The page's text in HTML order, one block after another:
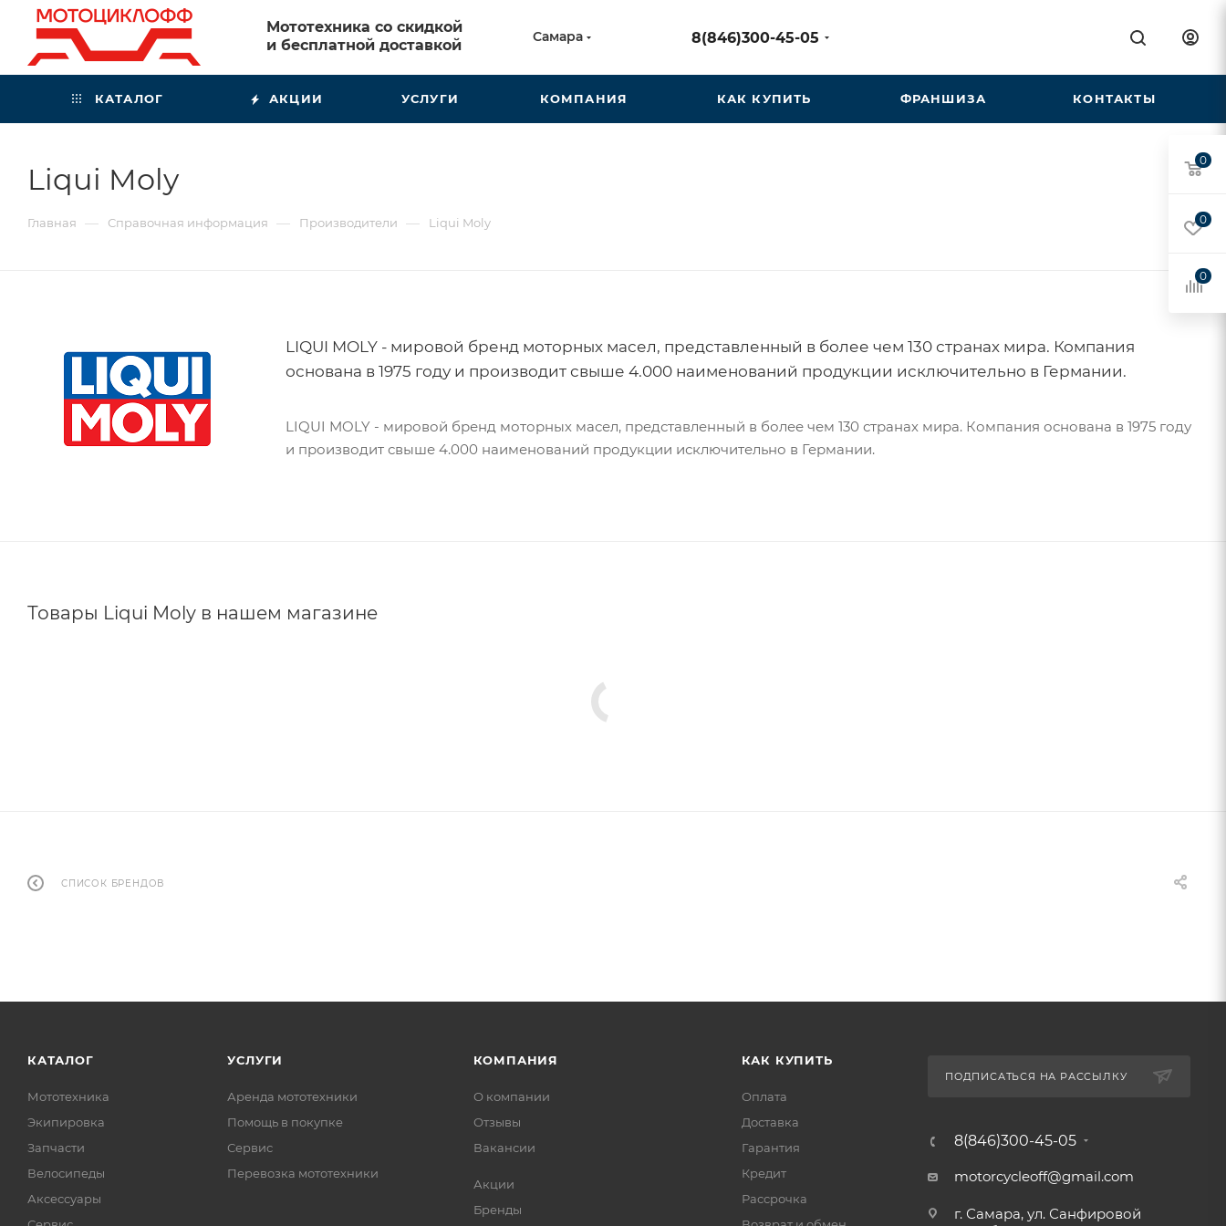
Мототехника со скидкой
и бесплатной доставкой
Самара 8(846)300-45-05
КАТАЛОГ АКЦИИ УСЛУГИ КОМПАНИЯ КАК КУПИТЬ ФРАНШИЗА КОНТАКТЫ
Liqui Moly
Главная — Справочная информация — Производители — Liqui Moly
LIQUI MOLY - мировой бренд моторных масел, представленный в более чем 130 странах мира. Компания
основана в 1975 году и производит свыше 4.000 наименований продукции исключительно в Германии.
LIQUI MOLY - мировой бренд моторных масел, представленный в более чем 130 странах мира. Компания основана в 1975 году
и производит свыше 4.000 наименований продукции исключительно в Германии.
Товары Liqui Moly в нашем магазине
СПИСОК БРЕНДОВ
КАТАЛОГ
Мототехника
Экипировка
Запчасти
Велосипеды
Аксессуары
УСЛУГИ
Аренда мототехники
Помощь в покупке
Сервис
Перевозка мототехники
КОМПАНИЯ
О компании
Отзывы
Вакансии
Акции
Бренды
КАК КУПИТЬ
Оплата
Доставка
Гарантия
Кредит
Рассрочка
ПОДПИСАТЬСЯ НА РАССЫЛКУ
8(846)300-45-05
motorcycleoff@gmail.com
г. Самара, ул. Санфировой
0
0
0